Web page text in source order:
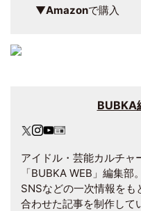
▼Amazonで購入
BUBKA
アイドル・芸能カルチャ
「BUBKA WEB」編集部
SNSなどの一次情報をも
合わせた記事を制作して